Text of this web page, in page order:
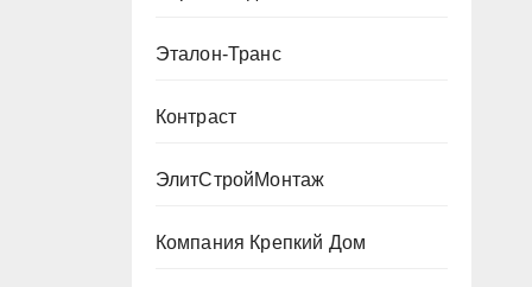
Эталон-Транс
Контраст
ЭлитСтройМонтаж
Компания Крепкий Дом